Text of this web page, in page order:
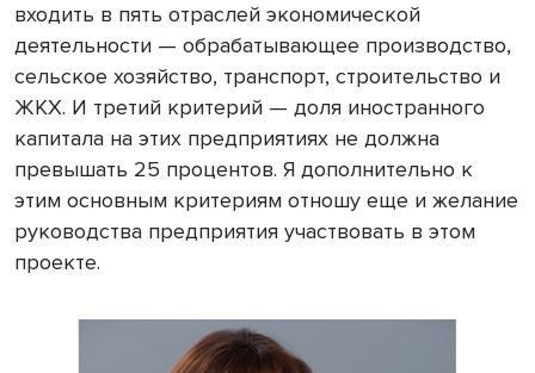
входить в пять отраслей экономической
деятельности — обрабатывающее производство,
сельское хозяйство, транспорт, строительство и
ЖКХ. И третий критерий — доля иностранного
капитала на этих предприятиях не должна
превышать 25 процентов. Я дополнительно к
этим основным критериям отношу еще и желание
руководства предприятия участвовать в этом
проекте.